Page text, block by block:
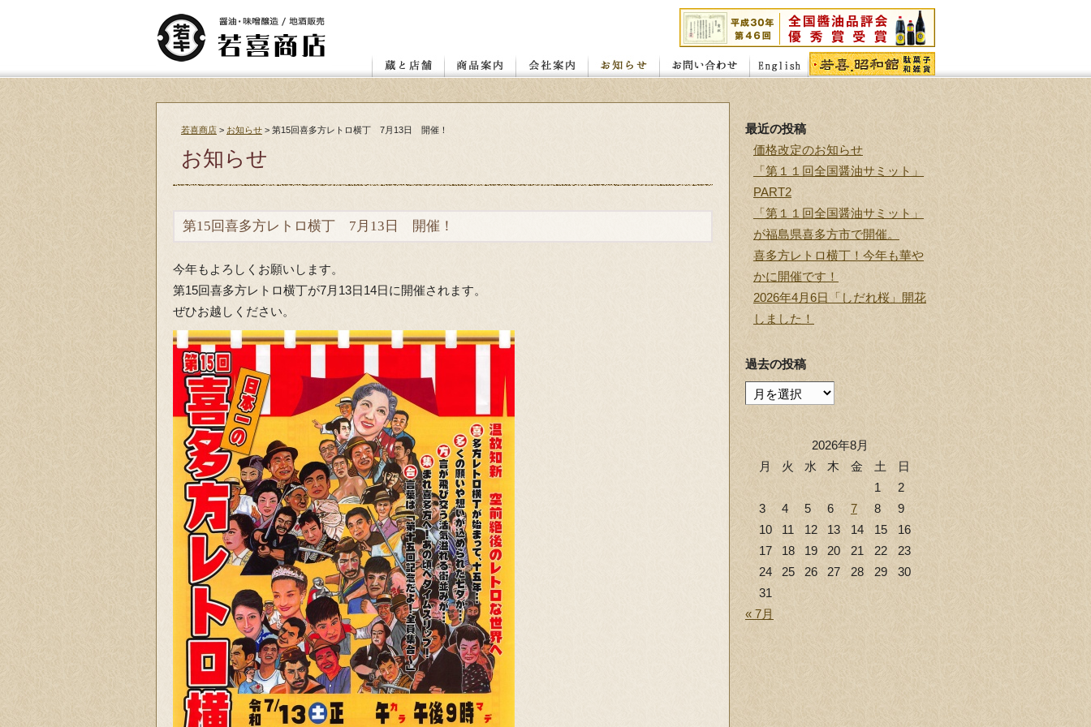
若喜商店 > お知らせ > 第15回喜多方レトロ横丁 7月13日 開催！
お知らせ
第15回喜多方レトロ横丁 7月13日 開催！
今年もよろしくお願いします。
第15回喜多方レトロ横丁が7月13日14日に開催されます。
ぜひお越しください。
最近の投稿
価格改定のお知らせ
「第１１回全国醤油サミット」
PART2
「第１１回全国醤油サミット」
が福島県喜多方市で開催。
喜多方レトロ横丁！今年も華や
かに開催です！
2026年4月6日「しだれ桜」開花
しました！
過去の投稿
過
去
2026年8月
月
火 水 木 金 土
日
1
2
3
4 5 6 7 8
9
10
11 12 13 14 15
16
17
18 19 20 21 22
23
24
25 26 27 28 29
30
31
« 7月